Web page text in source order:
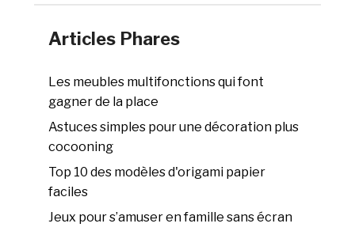
Articles Phares
Les meubles multifonctions qui font
gagner de la place
Astuces simples pour une décoration plus
cocooning
Top 10 des modèles d'origami papier
faciles
Jeux pour s’amuser en famille sans écran